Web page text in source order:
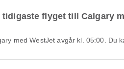
flyget till Calgary
med WestJet avgår kl. 05:00.